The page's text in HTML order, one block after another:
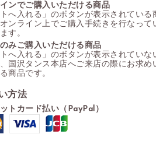
ンでご購入いただける商品
トへ入れる」のボタンが表示されている
ンライン上でご購入手続きを行なって
す。
みご購入いただける商品
トへ入れる」のボタンが表示されていな
国沢タンス本店へご来店の際にお求め
商品です。
方法
トカード払い（PayPal）